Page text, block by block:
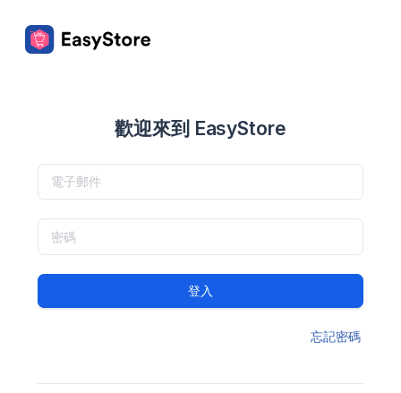
歡迎來到 EasyStore
登入
忘記密碼